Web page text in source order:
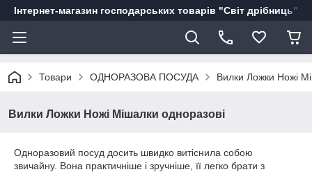
Інтернет-магазин господарських товарів "Світ дрібниць"
Товари ОДНОРАЗОВА ПОСУДА Вилки Ложки Ножі
Вилки Ложки Ножі Мішалки одноразові
Одноразовий посуд досить швидко витіснила собою
звичайну. Вона практичніше і зручніше, її легко брати з